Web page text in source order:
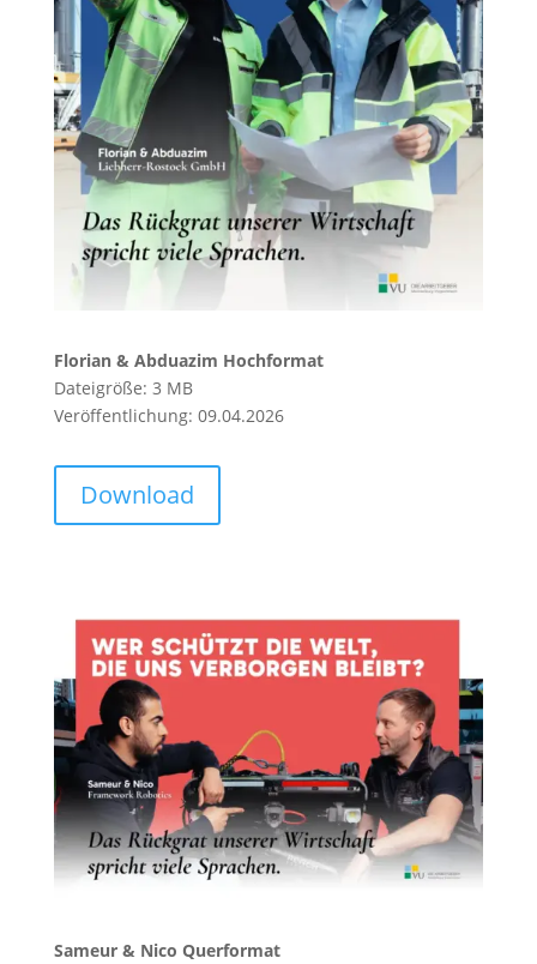
Florian & Abduazim Hochformat
Dateigröße: 3 MB
Veröffentlichung: 09.04.2026
Download
Sameur & Nico Querformat